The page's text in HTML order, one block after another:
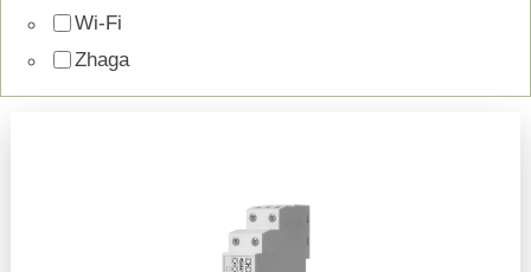
Wi-Fi
Zhaga